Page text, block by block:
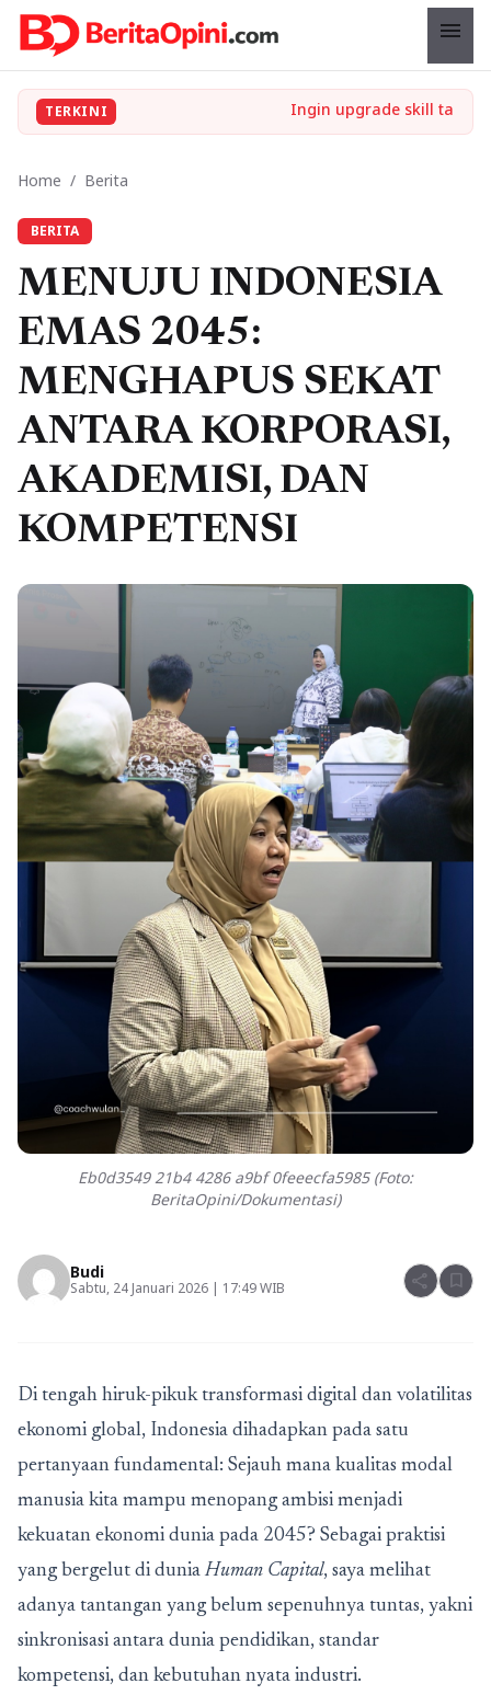
menu
TERKINI
Home / Berita
BERITA
MENUJU INDONESIA
EMAS 2045:
MENGHAPUS SEKAT
ANTARA KORPORASI,
AKADEMISI, DAN
KOMPETENSI
Eb0d3549 21b4 4286 a9bf 0feeecfa5985 (Foto:
BeritaOpini/Dokumentasi)
Budi
Sabtu, 24 Januari 2026 | 17:49 WIB share bookmark
Di tengah hiruk-pikuk transformasi digital dan volatilitas
ekonomi global, Indonesia dihadapkan pada satu
pertanyaan fundamental: Sejauh mana kualitas modal
manusia kita mampu menopang ambisi menjadi
kekuatan ekonomi dunia pada 2045? Sebagai praktisi
yang bergelut di dunia Human Capital, saya melihat
adanya tantangan yang belum sepenuhnya tuntas, yakni
sinkronisasi antara dunia pendidikan, standar
kompetensi, dan kebutuhan nyata industri.